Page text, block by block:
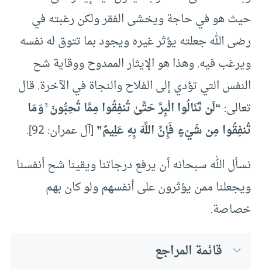
حيث هو في حاجة ويخشى الفقر ولكن رغبته في
رضى الله جعلته يؤثر غيره ويجود بما تتوق له نفسه
ويرغب فيه. وهذا هو الإيثار الممدوح ووقاية شح
النفس التي تؤدي إلى الفلاح والنجاة في الآخرة. قال
تعالى: “لَن تَنَالُوا الْبِرَّ حَتَّىٰ تُنفِقُوا مِمَّا تُحِبُّونَ ۚ وَمَا
تُنفِقُوا مِن شَيْءٍ فَإِنَّ اللَّهَ بِهِ عَلِيمٌ”[آل عمران: 92].
نسأل الله سبحانه أن يرفع درجاتنا ويقينا شح أنفسنا
ويجعلنا ممن يؤثرون على أنفسهم ولو كان بهم
خصاصة.
قائمة المراجع